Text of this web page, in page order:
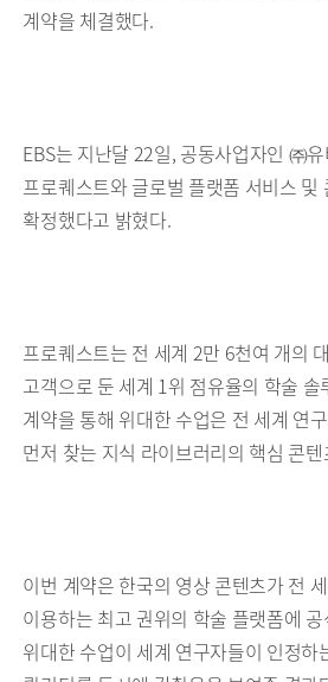
계약을 체결했다.
EBS는 지난달 22일, 공동사업자인 ㈜
프로퀘스트와 글로벌 플랫폼 서비스 및
확정했다고 밝혔다.
프로퀘스트는 전 세계 2만 6천여 개의
고객으로 둔 세계 1위 점유율의 학술 솔
계약을 통해 위대한 수업은 전 세계 연
먼저 찾는 지식 라이브러리의 핵심 콘
이번 계약은 한국의 영상 콘텐츠가 전
이용하는 최고 권위의 학술 플랫폼에
위대한 수업이 세계 연구자들이 인정하